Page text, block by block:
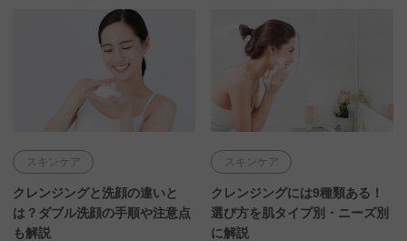
スキンケア
クレンジングと洗顔の違いと
は？ダブル洗顔の手順や注意点
も解説
スキンケア
クレンジングには9種類ある！
選び方を肌タイプ別・ニーズ別
に解説